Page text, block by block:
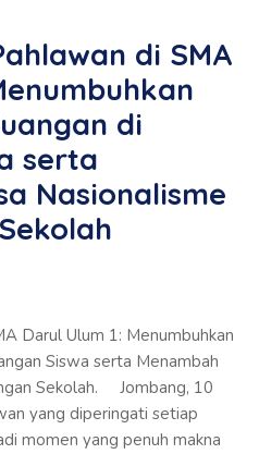
di SMA
di
serta
Nasionalisme
Darul Ulum 1: Menumbuhkan
Siswa serta Menambah
Sekolah. Jombang, 10
yang diperingati setiap
momen yang penuh makna